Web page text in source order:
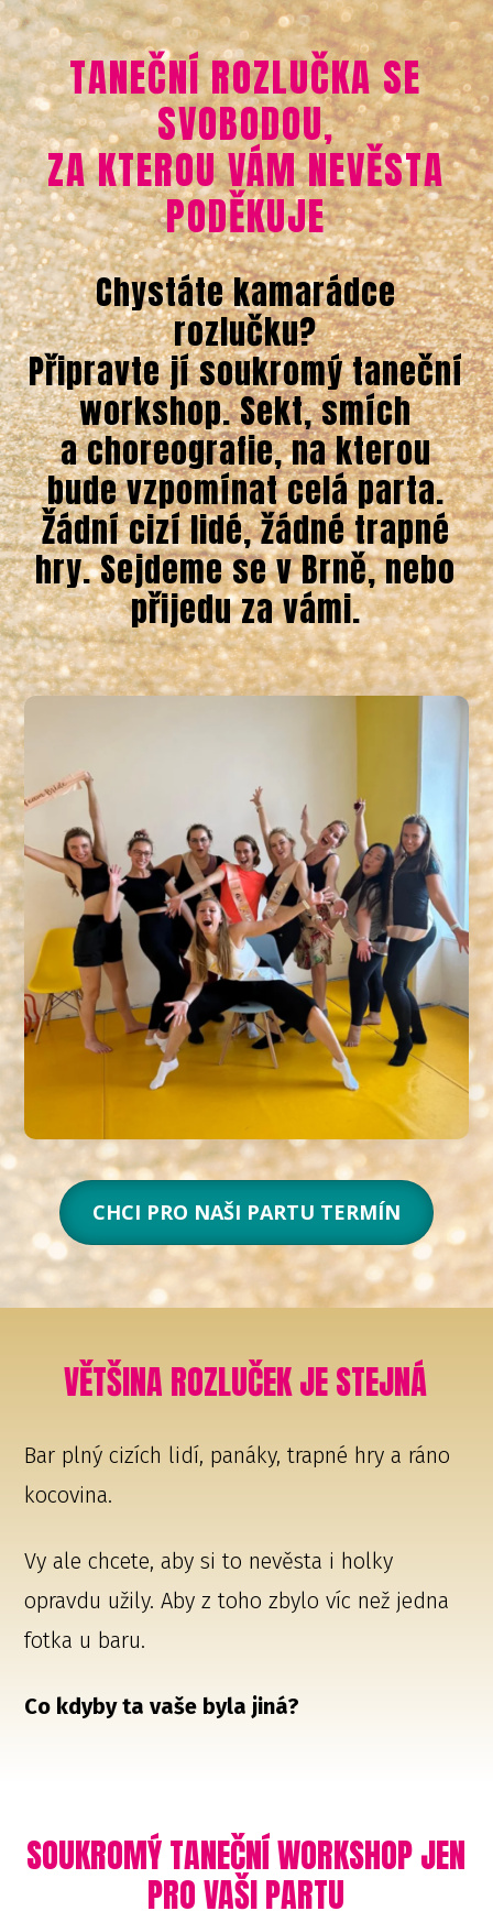
TANEČNÍ ROZLUČKA SE
SVOBODOU,
ZA KTEROU VÁM NEVĚSTA
PODĚKUJE
Chystáte kamarádce
rozlučku?
Připravte jí soukromý taneční
workshop. Sekt, smích
a choreografie, na kterou
bude vzpomínat celá parta.
Žádní cizí lidé, žádné trapné
hry. Sejdeme se v Brně, nebo
přijedu za vámi.
CHCI PRO NAŠI PARTU TERMÍN
VĚTŠINA ROZLUČEK JE STEJNÁ
Bar plný cizích lidí, panáky, trapné hry a ráno
kocovina.
Vy ale chcete, aby si to nevěsta i holky
opravdu užily. Aby z toho zbylo víc než jedna
fotka u baru.
Co kdyby ta vaše byla jiná?
SOUKROMÝ TANEČNÍ WORKSHOP JEN
PRO VAŠI PARTU